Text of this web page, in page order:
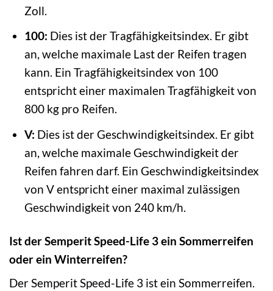
Zoll.
100: Dies ist der Tragfähigkeitsindex. Er gibt
an, welche maximale Last der Reifen tragen
kann. Ein Tragfähigkeitsindex von 100
entspricht einer maximalen Tragfähigkeit von
800 kg pro Reifen.
V: Dies ist der Geschwindigkeitsindex. Er gibt
an, welche maximale Geschwindigkeit der
Reifen fahren darf. Ein Geschwindigkeitsindex
von V entspricht einer maximal zulässigen
Geschwindigkeit von 240 km/h.
Ist der Semperit Speed-Life 3 ein Sommerreifen
oder ein Winterreifen?
Der Semperit Speed-Life 3 ist ein Sommerreifen.